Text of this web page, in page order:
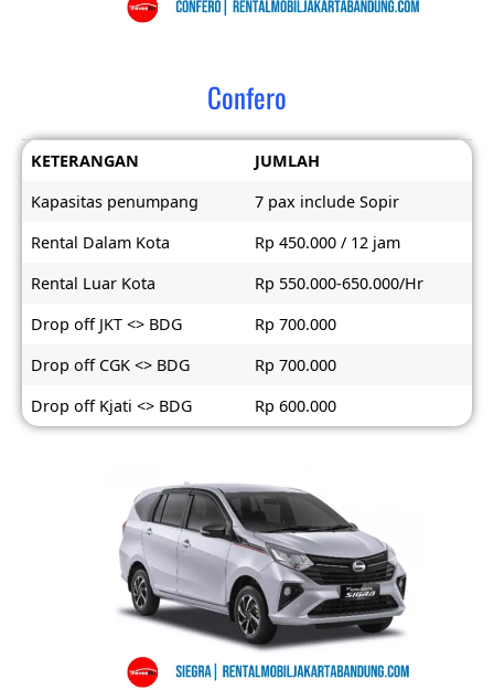
Confero
KETERANGAN
JUMLAH
Kapasitas penumpang
7 pax include Sopir
Rental Dalam Kota
Rp 450.000 / 12 jam
Rental Luar Kota
Rp 550.000-650.000/Hr
Drop off JKT <> BDG
Rp 700.000
Drop off CGK <> BDG
Rp 700.000
Drop off Kjati <> BDG
Rp 600.000